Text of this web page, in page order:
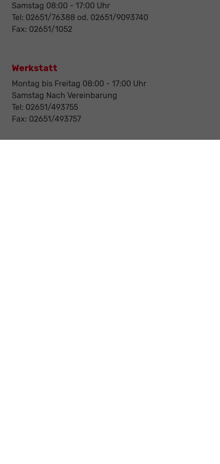
Samstag 08:00 - 17:00 Uhr
Tel: 02651/76388 od. 02651/9093740
Fax: 02651/1052
Werkstatt
Montag bis Freitag 08:00 - 17:00 Uhr
Samstag Nach Vereinbarung
Tel: 02651/493755
Fax: 02651/493757